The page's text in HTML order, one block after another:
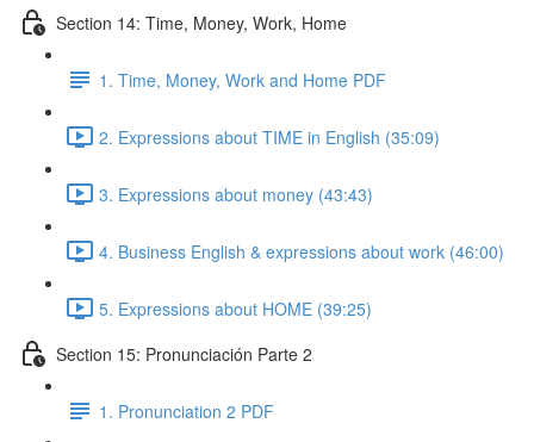
Section 14: Time, Money, Work, Home
1. Time, Money, Work and Home PDF
2. Expressions about TIME in English (35:09)
3. Expressions about money (43:43)
4. Business English & expressions about work (46:00)
5. Expressions about HOME (39:25)
Section 15: Pronunciación Parte 2
1. Pronunciation 2 PDF